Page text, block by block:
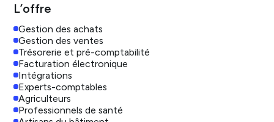
L’offre
Gestion des achats
Gestion des ventes
Trésorerie et pré-comptabilité
Facturation électronique
Intégrations
Experts-comptables
Agriculteurs
Professionnels de santé